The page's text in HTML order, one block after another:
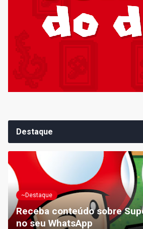
Destaque
~Destaque
Receba conteúdo sobre
no seu WhatsApp